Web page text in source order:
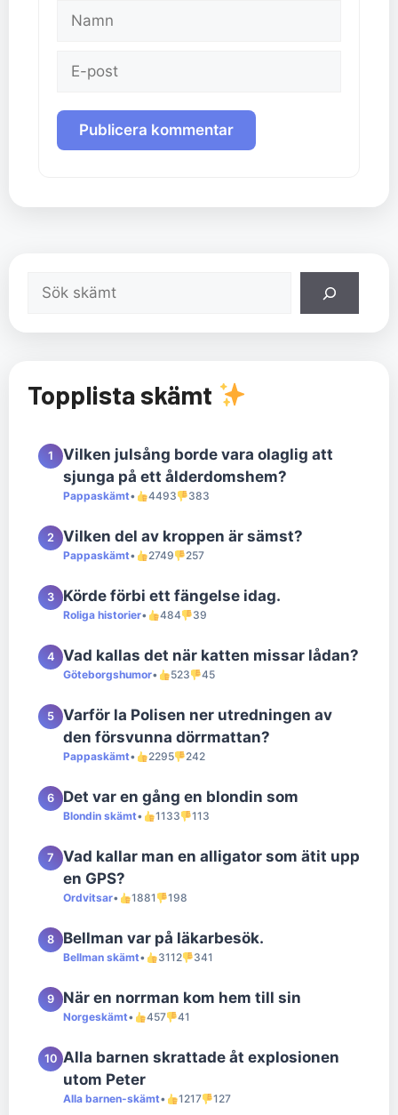
Namn
Sök
Topplista skämt
1
Vilken julsång borde vara olaglig att
sjunga på ett ålderdomshem?
Pappaskämt• 4493 383
2 Vilken del av kroppen är sämst?
Pappaskämt• 2749 257
3 Körde förbi ett fängelse idag.
Roliga historier• 484 39
4 Vad kallas det när katten missar lådan?
Göteborgshumor• 523 45
5
Varför la Polisen ner utredningen av
den försvunna dörrmattan?
Pappaskämt• 2295 242
6 Det var en gång en blondin som
Blondin skämt• 1133 113
7
Vad kallar man en alligator som ätit upp
en GPS?
Ordvitsar• 1881 198
8 Bellman var på läkarbesök.
Bellman skämt• 3112 341
9 När en norrman kom hem till sin
Norgeskämt• 457 41
10 Alla barnen skrattade åt explosionen
utom Peter
Alla barnen-skämt• 1217 127